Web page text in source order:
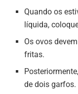
Quando os
líquida,
Os ovos
fritas.
de dois garfos.